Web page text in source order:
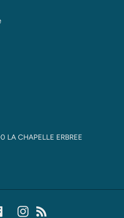
LA CHAPELLE ERBREE
FacebookInstagram